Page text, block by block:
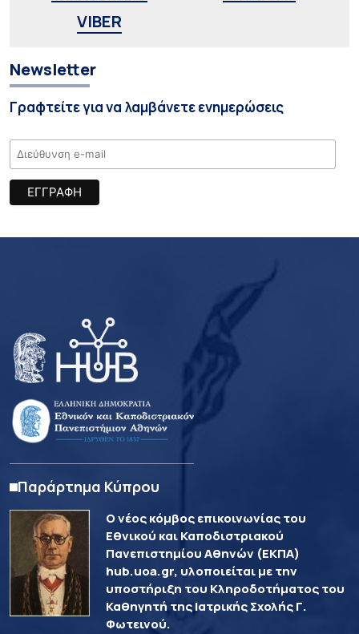
VIBER
Newsletter
Γραφτείτε για να λαμβάνετε ενημερώσεις
Παράρτημα Κύπρου
Ο νέος κόμβος επικοινωνίας του
Εθνικού και Καποδιστριακού
Πανεπιστημίου Αθηνών (ΕΚΠΑ)
hub.uoa.gr, υλοποιείται με την
υποστήριξη του Κληροδοτήματος του
Καθηγητή της Ιατρικής Σχολής Γ.
Φωτεινού.